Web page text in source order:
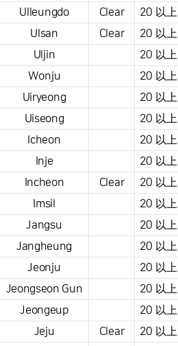
Ulleungdo
Clear 20 以上
Ulsan
Clear 20 以上
Uljin
20 以上
Wonju
20 以上
Uiryeong
20 以上
Uiseong
20 以上
Icheon
20 以上
Inje
20 以上
Incheon
Clear 20 以上
Imsil
20 以上
Jangsu
20 以上
Jangheung
20 以上
Jeonju
20 以上
Jeongseon Gun
20 以上
Jeongeup
20 以上
Jeju
Clear 20 以上